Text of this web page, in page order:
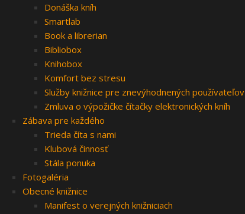
Donáška kníh
Smartlab
Book a librerian
Bibliobox
Knihobox
Komfort bez stresu
Služby knižnice pre znevýhodnených používateľov
Zmluva o výpožičke čítačky elektronických kníh
Zábava pre každého
Trieda číta s nami
Klubová činnosť
Stála ponuka
Fotogaléria
Obecné knižnice
Manifest o verejných knižniciach